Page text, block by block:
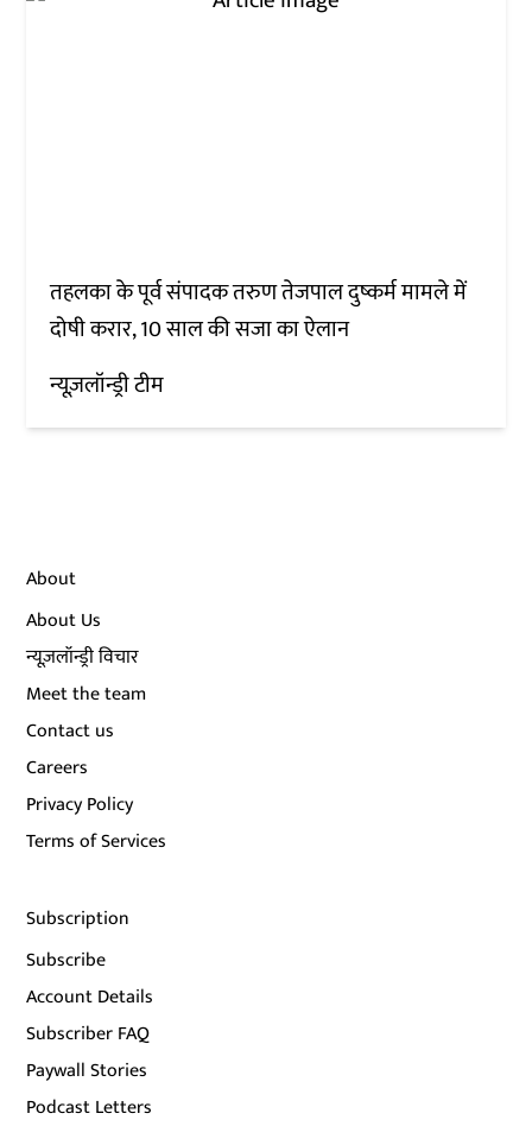
तहलका के पूर्व संपादक तरुण तेजपाल दुष्कर्म मामले में
दोषी करार, 10 साल की सजा का ऐलान
न्यूज़लॉन्ड्री टीम
About
About Us
न्यूज़लॉन्ड्री विचार
Meet the team
Contact us
Careers
Privacy Policy
Terms of Services
Subscription
Subscribe
Account Details
Subscriber FAQ
Paywall Stories
Podcast Letters